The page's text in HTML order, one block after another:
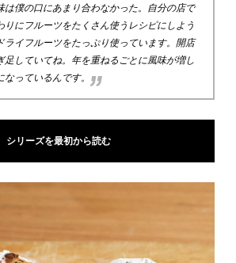
は僕の口にあまり合わなかった。自分の店で
りにフルーツをたくさん使うレシピにしよう
ライフルーツをたっぷり使っています。開店
足していてね。年を重ねるごとに風味が増し
っているんです。
シリーズを最初から読む